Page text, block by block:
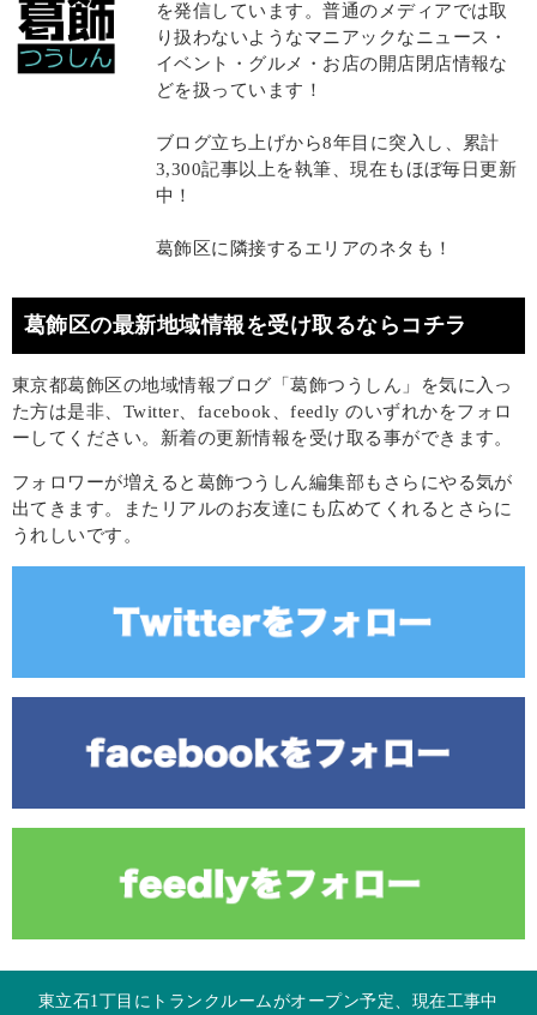
を発信しています。普通のメディアでは取
り扱わないようなマニアックなニュース・
イベント・グルメ・お店の開店閉店情報な
どを扱っています！
ブログ立ち上げから8年目に突入し、累計
3,300記事以上を執筆、現在もほぼ毎日更新
中！
葛飾区に隣接するエリアのネタも！
葛飾区の最新地域情報を受け取るならコチラ
東京都葛飾区の地域情報ブログ「葛飾つうしん」を気に入っ
た方は是非、Twitter、facebook、feedly のいずれかをフォロ
ーしてください。新着の更新情報を受け取る事ができます。
フォロワーが増えると葛飾つうしん編集部もさらにやる気が
出てきます。またリアルのお友達にも広めてくれるとさらに
うれしいです。
東立石1丁目にトランクルームがオープン予定、現在工事中